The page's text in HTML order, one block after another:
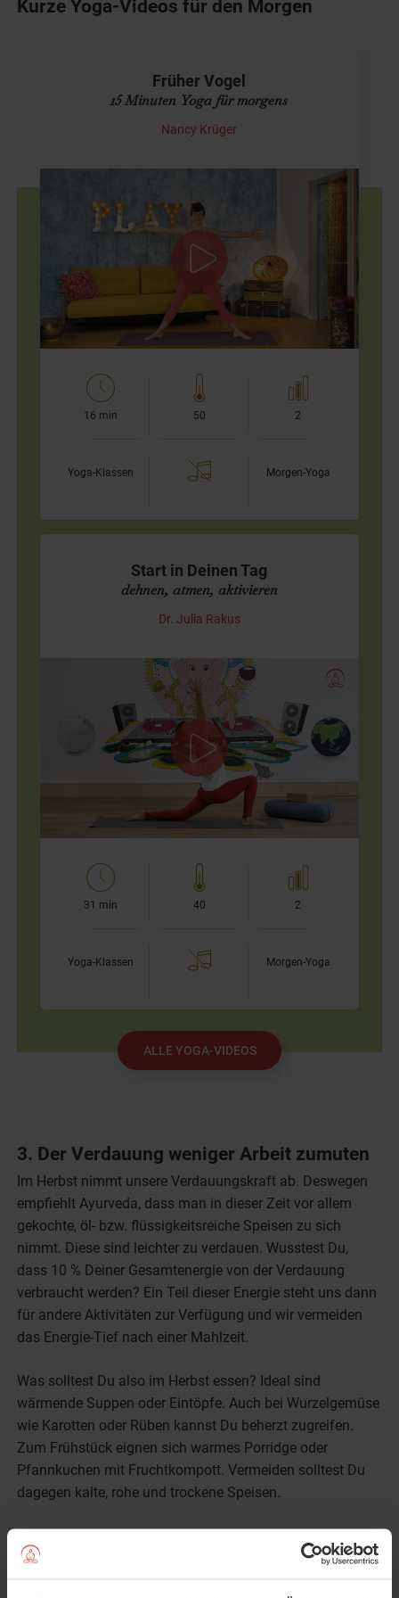
Kurze Yoga-Videos für den Morgen
Früher Vogel
15 Minuten Yoga für morgens
Nancy Krüger
Kleiner Yoga-Start in Deinen Tag
Dich erwartet eine kurze, klassische Hatha-Yoga-Sequenz
für den Morgen. Keine komplizierten Asanas, ein
bisschen dehnen, ein bisschen aufwecken und in die
16 min 50 2
Yoga-Klassen Morgen-Yoga
Start in Deinen Tag
dehnen, atmen, aktivieren
Dr. Julia Rakus
Start in Deinen Tag
Dieses Yoga-Video für den Morgen ist für alle gedacht, die
gerne nicht zu anstrengend in den Tag starten wollen. Wir
machen durchaus auch ein paar aktivierende Übungen,…
31 min 40 2
Yoga-Klassen Morgen-Yoga
ALLE YOGA-VIDEOS
3. Der Verdauung weniger Arbeit zumuten
Im Herbst nimmt unsere Verdauungskraft ab. Deswegen
empfiehlt Ayurveda, dass man in dieser Zeit vor allem
gekochte, öl- bzw. flüssigkeitsreiche Speisen zu sich
nimmt. Diese sind leichter zu verdauen. Wusstest Du,
dass 10 % Deiner Gesamtenergie von der Verdauung
verbraucht werden? Ein Teil dieser Energie steht uns dann
für andere Aktivitäten zur Verfügung und wir vermeiden
das Energie-Tief nach einer Mahlzeit.
Was solltest Du also im Herbst essen? Ideal sind
wärmende Suppen oder Eintöpfe. Auch bei Wurzelgemüse
wie Karotten oder Rüben kannst Du beherzt zugreifen.
Zum Frühstück eignen sich warmes Porridge oder
Pfannkuchen mit Fruchtkompott. Vermeiden solltest Du
dagegen kalte, rohe und trockene Speisen.
Ayurveda im Herbst – Tipps für Deine Gesundheit